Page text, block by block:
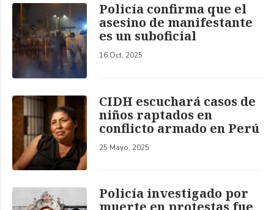
Policía confirma que el
asesino de manifestante
es un suboficial
16 Oct, 2025
CIDH escuchará casos de
niños raptados en
conflicto armado en Perú
25 Mayo, 2025
Policía investigado por
muerte en protestas fue